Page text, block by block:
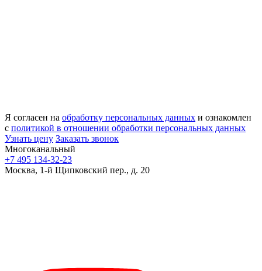
Я согласен на обработку персональных данных и ознакомлен
с политикой в отношении обработки персональных данных
Узнать цену Заказать звонок
Многоканальный
+7 495 134-32-23
Москва, 1-й Щипковский пер., д. 20